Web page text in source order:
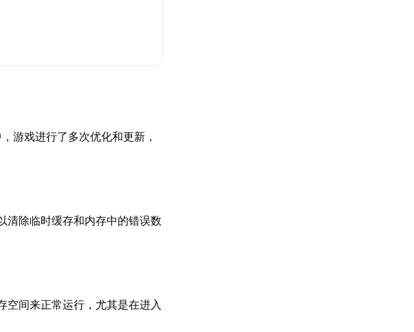
游戏进行了多次优化和更新，
清除临时缓存和内存中的错误数
空间来正常运行，尤其是在进入